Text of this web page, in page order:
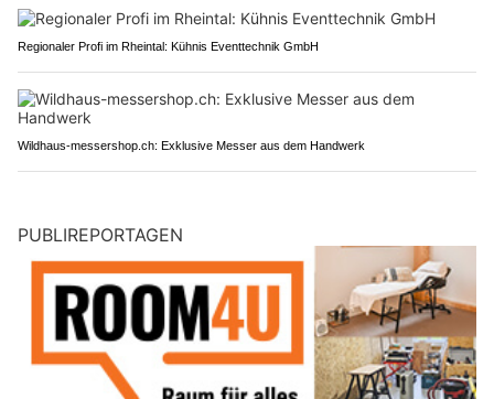
Regionaler Profi im Rheintal: Kühnis Eventtechnik GmbH
Wildhaus-messershop.ch: Exklusive Messer aus dem Handwerk
PUBLIREPORTAGEN